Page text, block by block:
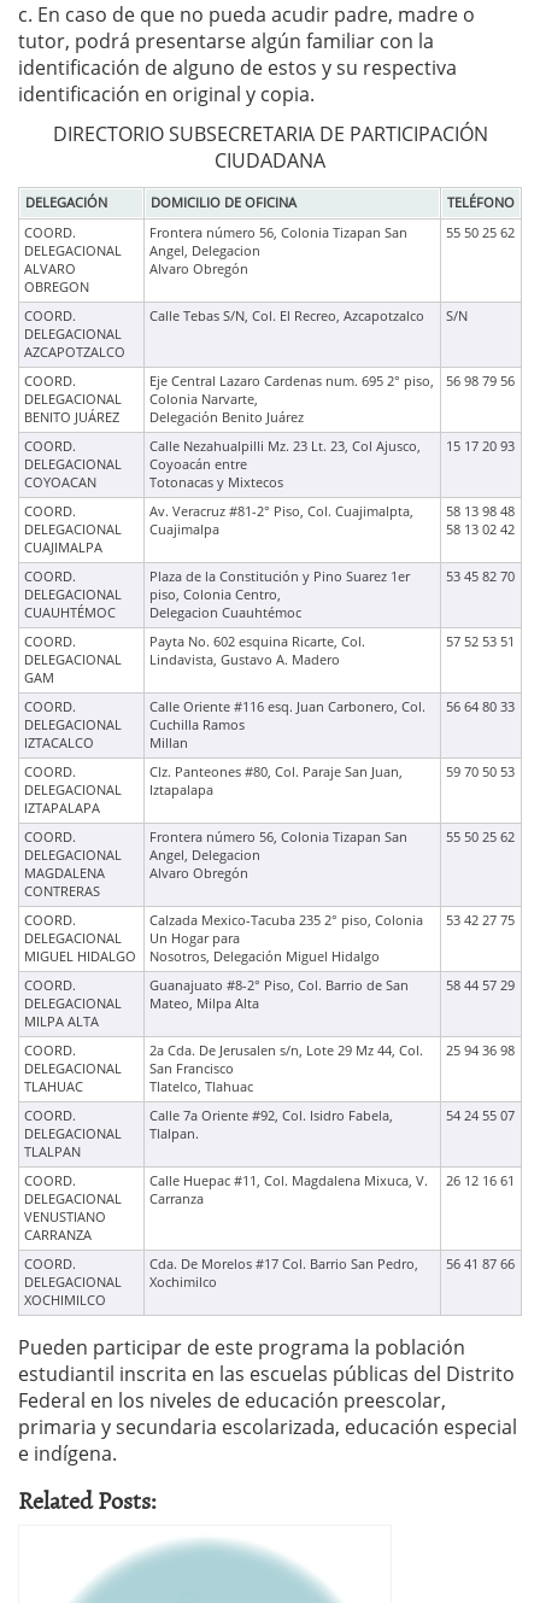
c. En caso de que no pueda acudir padre, madre o
tutor, podrá presentarse algún familiar con la
identificación de alguno de estos y su respectiva
identificación en original y copia.
DIRECTORIO SUBSECRETARIA DE PARTICIPACIÓN
CIUDADANA
DELEGACIÓN DOMICILIO DE OFICINA
TELÉFONO
COORD.
DELEGACIONAL
ALVARO
OBREGON
Frontera número 56, Colonia Tizapan San
Angel, Delegacion
Alvaro Obregón
55 50 25 62
COORD.
DELEGACIONAL
AZCAPOTZALCO
Calle Tebas S/N, Col. El Recreo, Azcapotzalco S/N
COORD.
DELEGACIONAL
BENITO JUÁREZ
Eje Central Lazaro Cardenas num. 695 2° piso,
Colonia Narvarte,
Delegación Benito Juárez
56 98 79 56
COORD.
DELEGACIONAL
COYOACAN
Calle Nezahualpilli Mz. 23 Lt. 23, Col Ajusco,
Coyoacán entre
Totonacas y Mixtecos
15 17 20 93
COORD.
DELEGACIONAL
CUAJIMALPA
Av. Veracruz #81-2° Piso, Col. Cuajimalpta,
Cuajimalpa
58 13 98 48
58 13 02 42
COORD.
DELEGACIONAL
CUAUHTÉMOC
Plaza de la Constitución y Pino Suarez 1er
piso, Colonia Centro,
Delegacion Cuauhtémoc
53 45 82 70
COORD.
DELEGACIONAL
GAM
Payta No. 602 esquina Ricarte, Col.
Lindavista, Gustavo A. Madero
57 52 53 51
COORD.
DELEGACIONAL
IZTACALCO
Calle Oriente #116 esq. Juan Carbonero, Col.
Cuchilla Ramos
Millan
56 64 80 33
COORD.
DELEGACIONAL
IZTAPALAPA
Clz. Panteones #80, Col. Paraje San Juan,
Iztapalapa
59 70 50 53
COORD.
DELEGACIONAL
MAGDALENA
CONTRERAS
Frontera número 56, Colonia Tizapan San
Angel, Delegacion
Alvaro Obregón
55 50 25 62
COORD.
DELEGACIONAL
MIGUEL HIDALGO
Calzada Mexico-Tacuba 235 2° piso, Colonia
Un Hogar para
Nosotros, Delegación Miguel Hidalgo
53 42 27 75
COORD.
DELEGACIONAL
MILPA ALTA
Guanajuato #8-2° Piso, Col. Barrio de San
Mateo, Milpa Alta
58 44 57 29
COORD.
DELEGACIONAL
TLAHUAC
2a Cda. De Jerusalen s/n, Lote 29 Mz 44, Col.
San Francisco
Tlatelco, Tlahuac
25 94 36 98
COORD.
DELEGACIONAL
TLALPAN
Calle 7a Oriente #92, Col. Isidro Fabela,
Tlalpan.
54 24 55 07
COORD.
DELEGACIONAL
VENUSTIANO
CARRANZA
Calle Huepac #11, Col. Magdalena Mixuca, V.
Carranza
26 12 16 61
COORD.
DELEGACIONAL
XOCHIMILCO
Cda. De Morelos #17 Col. Barrio San Pedro,
Xochimilco
56 41 87 66
Pueden participar de este programa la población
estudiantil inscrita en las escuelas públicas del Distrito
Federal en los niveles de educación preescolar,
primaria y secundaria escolarizada, educación especial
e indígena.
Related Posts: